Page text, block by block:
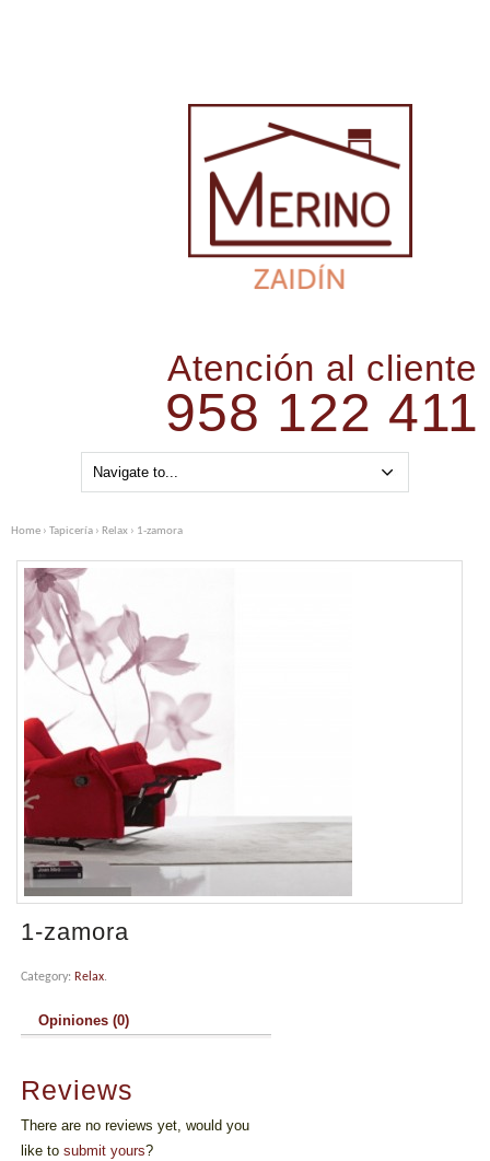
Atención al cliente
958 122 411
Home › Tapicería › Relax › 1-zamora
1-zamora
Category: Relax.
Opiniones (0)
Reviews
There are no reviews yet, would you
like to submit yours?